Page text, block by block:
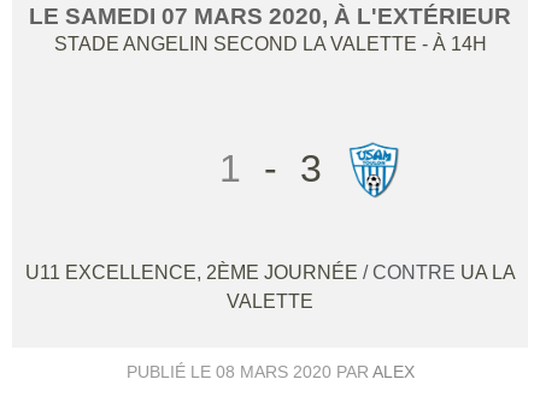
LE SAMEDI 07 MARS 2020, À L'EXTÉRIEUR
STADE ANGELIN SECOND LA VALETTE - À 14H
1 - 3
U11 EXCELLENCE, 2ÈME JOURNÉE / CONTRE UA LA
VALETTE
PUBLIÉ LE 08 MARS 2020 PAR ALEX